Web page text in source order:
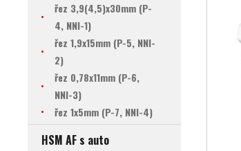
řez 3,9(4,5)x30mm (P-
4, NNI-1)
řez 1,9x15mm (P-5, NNI-
2)
řez 0,78x11mm (P-6,
NNI-3)
řez 1x5mm (P-7, NNI-4)
HSM AF s auto